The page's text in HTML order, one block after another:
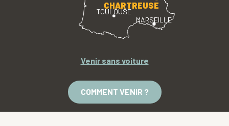
TOULOUSE
MARSEILLE
CHARTREUSE
Venir sans voiture
COMMENT VENIR ?